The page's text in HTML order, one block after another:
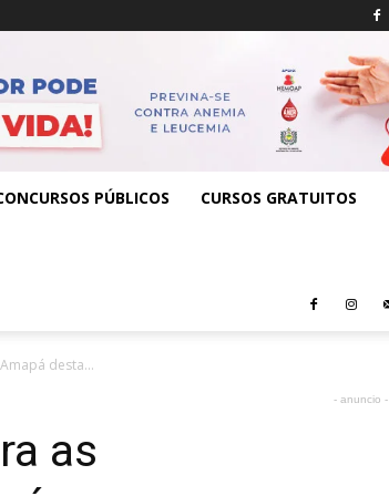
PÚBLICOS CURSOS GRATUITOS
desta...
as
- anuncio -